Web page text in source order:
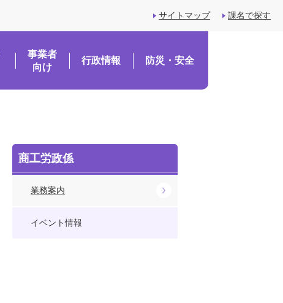
サイトマップ 課名で探す
事業者
向け
行政情報 防災・安全
商工労政係
業務案内
イベント情報